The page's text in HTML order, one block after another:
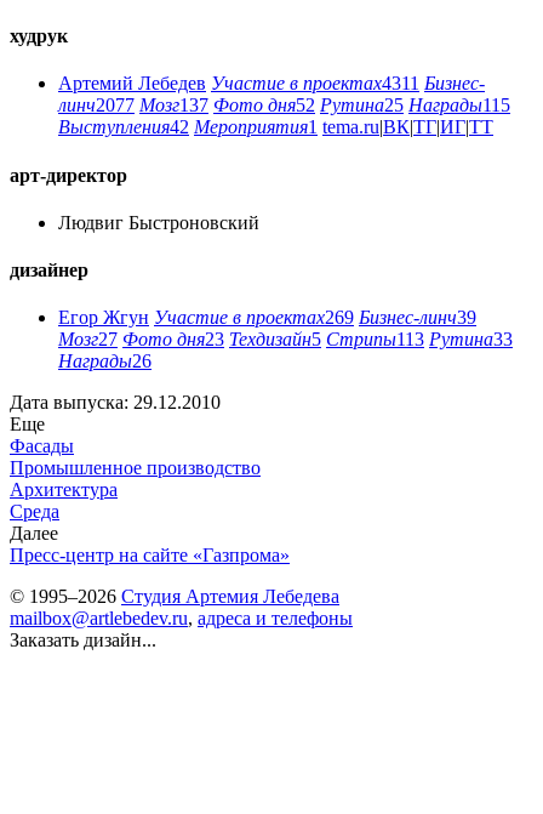
худрук
Артемий Лебедев Участие в проектах4311 Бизнес-
линч2077 Мозг137 Фото дня52 Рутина25 Награды115
Выступления42 Мероприятия1 tema.ru|ВК|ТГ|ИГ|ТТ
арт-директор
Людвиг Быстроновский
дизайнер
Егор Жгун Участие в проектах269 Бизнес-линч39
Мозг27 Фото дня23 Техдизайн5 Стрипы113 Рутина33
Награды26
Дата выпуска: 29.12.2010
Еще
Фасады
Промышленное производство
Архитектура
Среда
Далее
Пресс-центр на сайте «Газпрома»
© 1995–2026 Студия Артемия Лебедева
mailbox@artlebedev.ru, адреса и телефоны
Заказать дизайн...